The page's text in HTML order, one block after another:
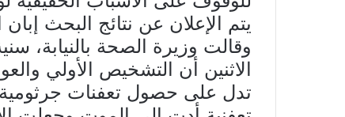
يتم الإعلان عن نتائج البحث إبان
وقالت وزيرة الصحة بالنيابة،
الاثنين أن التشخيص الأولي
تدل على حصول تعفنات